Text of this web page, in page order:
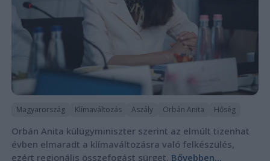
Magyarország Klímaváltozás Aszály Orbán Anita Hőség
Orbán Anita külügyminiszter szerint az elmúlt tizenhat
évben elmaradt a klímaváltozásra való felkészülés,
ezért regionális összefogást sürget. Bővebben...